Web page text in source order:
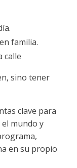
familia.
calle
sino tener
clave para
mundo y
en su propio